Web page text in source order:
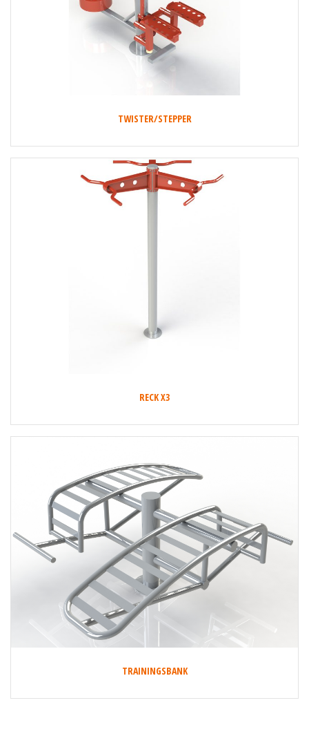
TWISTER/STEPPER
RECK X3
TRAININGSBANK